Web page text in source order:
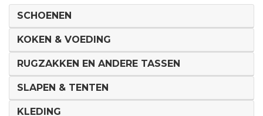
SCHOENEN
KOKEN & VOEDING
RUGZAKKEN EN ANDERE TASSEN
SLAPEN & TENTEN
KLEDING